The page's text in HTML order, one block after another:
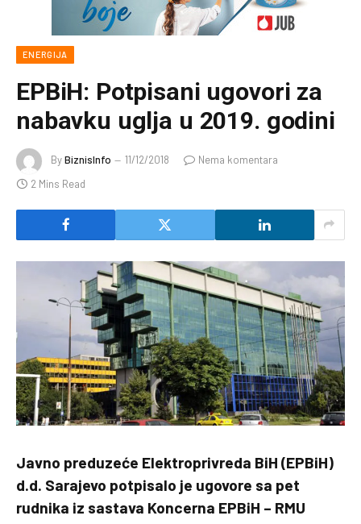
ENERGIJA
EPBiH: Potpisani ugovori za
nabavku uglja u 2019. godini
ByBiznisInfo 11/12/2018
Nema komentara
2 Mins Read
Javno preduzeće Elektroprivreda BiH (EPBiH)
d.d. Sarajevo potpisalo je ugovore sa pet
rudnika iz sastava Koncerna EPBiH – RMU